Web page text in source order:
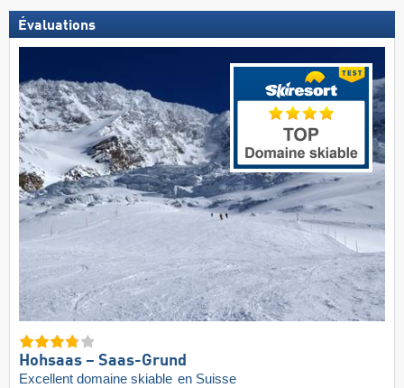
Évaluations
Hohsaas – Saas-Grund
Excellent domaine skiable en Suisse